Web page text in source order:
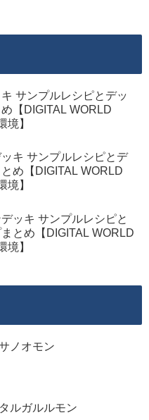
サンプルレシピとデッ
【DIGITAL WORLD
境】
キ サンプルレシピとデ
め【DIGITAL WORLD
境】
ッキ サンプルレシピと
とめ【DIGITAL WORLD
境】
ノオモン
ルガルルモン